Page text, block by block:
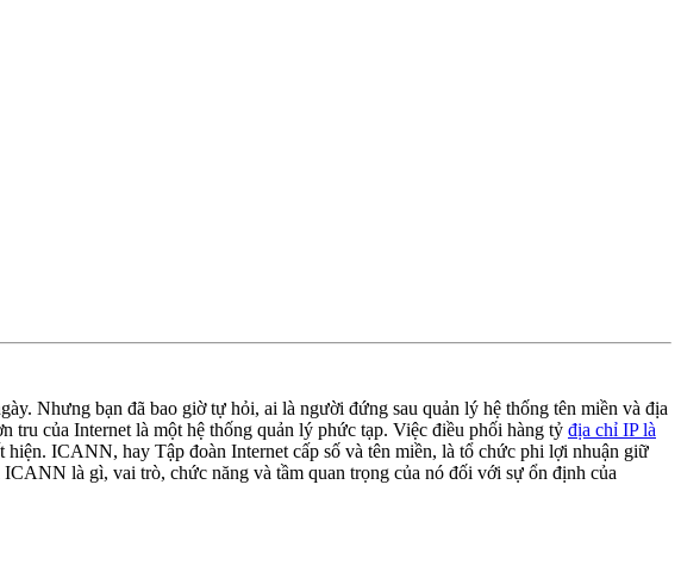
Nhưng bạn đã bao giờ tự hỏi, ai là người đứng sau quản lý hệ thống tên miền và địa
tru của Internet là một hệ thống quản lý phức tạp. Việc điều phối hàng tỷ địa chỉ IP là
ICANN, hay Tập đoàn Internet cấp số và tên miền, là tổ chức phi lợi nhuận giữ
là gì, vai trò, chức năng và tầm quan trọng của nó đối với sự ổn định của